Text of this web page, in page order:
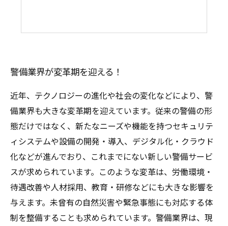
警備業界が変革期を迎える！
近年、テクノロジーの進化や社会の変化などにより、警
備業界も大きな変革期を迎えています。従来の警備の形
態だけではなく、新たなニーズや機能を持つセキュリテ
ィシステムや設備の開発・導入、デジタル化・クラウド
化などが進んでおり、これまでにない新しい警備サービ
スが求められています。このような変革は、労働環境・
待遇改善や人材採用、教育・研修などにも大きな影響を
与えます。未曾有の自然災害や緊急事態にも対応する体
制を整備することも求められています。警備業界は、現